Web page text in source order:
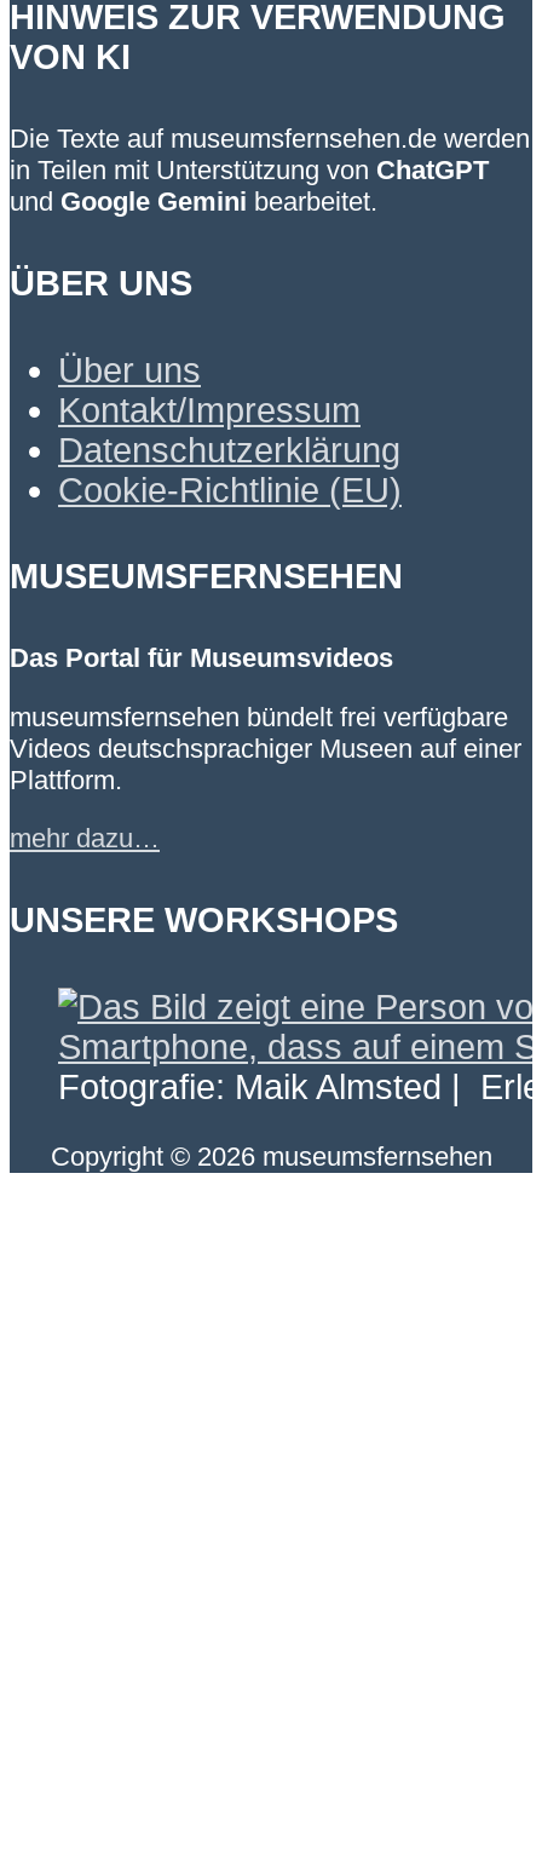
HINWEIS ZUR VERWENDUNG
VON KI
Die Texte auf museumsfernsehen.de werden
in Teilen mit Unterstützung von ChatGPT
und Google Gemini bearbeitet.
ÜBER UNS
Über uns
Kontakt/Impressum
Datenschutzerklärung
Cookie-Richtlinie (EU)
MUSEUMSFERNSEHEN
Das Portal für Museumsvideos
museumsfernsehen bündelt frei verfügbare
Videos deutschsprachiger Museen auf einer
Plattform.
mehr dazu…
UNSERE WORKSHOPS
Fotografie: Maik Almsted |
Copyright © 2026 museumsfernsehen